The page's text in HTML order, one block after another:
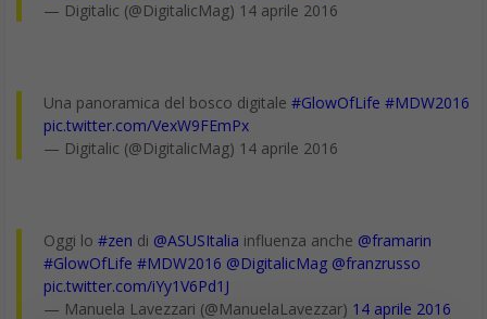
— Digitalic (@DigitalicMag) 14 aprile 2016
Una panoramica del bosco digitale #GlowOfLife #MDW2016
pic.twitter.com/VexW9FEmPx
— Digitalic (@DigitalicMag) 14 aprile 2016
Oggi lo #zen di @ASUSItalia influenza anche @framarin
#GlowOfLife #MDW2016 @DigitalicMag @franzrusso
pic.twitter.com/iYy1V6Pd1J
— Manuela Lavezzari (@ManuelaLavezzar) 14 aprile 2016